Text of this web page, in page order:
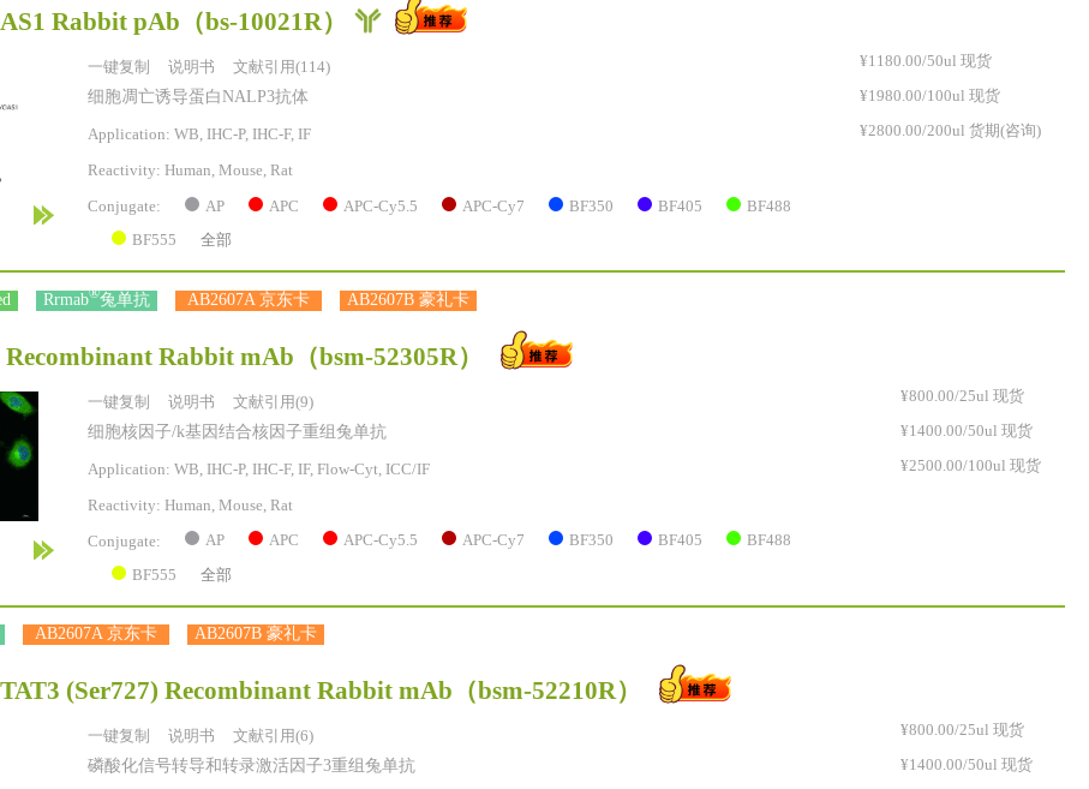
Rabbit pAb （bs-10021R）
一键复制 说明书 文献引用(114)
细胞凋亡诱导蛋白NALP3抗体
Application: WB, IHC-P, IHC-F, IF
Reactivity: Human, Mouse, Rat
Conjugate: AP APC APC-Cy5.5 APC-Cy7 BF350 BF405 BF488
BF555 全部
¥1180.00/50ul 现货
¥1980.00/100ul 现货
¥2800.00/200ul 货期(咨询)
Rrmab®兔单抗 AB2607A 京东卡 AB2607B 豪礼卡
Rabbit mAb （bsm-52305R）
一键复制 说明书 文献引用(9)
细胞核因子/k基因结合核因子重组兔单抗
Application: WB, IHC-P, IHC-F, IF, Flow-Cyt, ICC/IF
Reactivity: Human, Mouse, Rat
Conjugate: AP APC APC-Cy5.5 APC-Cy7 BF350 BF405 BF488
BF555 全部
¥800.00/25ul 现货
¥1400.00/50ul 现货
¥2500.00/100ul 现货
AB2607A 京东卡 AB2607B 豪礼卡
(Ser727) Recombinant Rabbit mAb （bsm-52210R）
一键复制 说明书 文献引用(6)
磷酸化信号转导和转录激活因子3重组兔单抗
¥800.00/25ul 现货
¥1400.00/50ul 现货